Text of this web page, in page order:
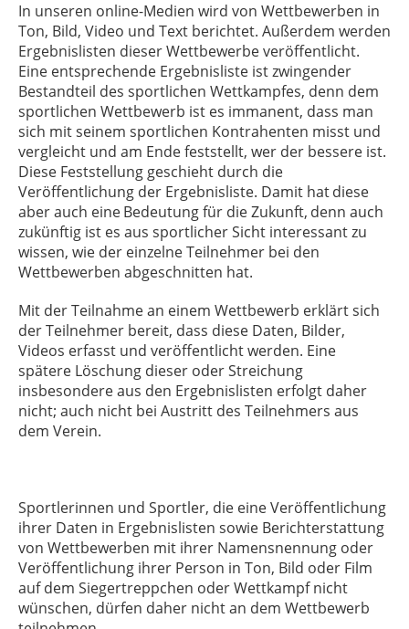
In unseren online-Medien wird von Wettbewerben in
Ton, Bild, Video und Text berichtet. Außerdem werden
Ergebnislisten dieser Wettbewerbe veröffentlicht.
Eine entsprechende Ergebnisliste istzwingender
Bestandteil des sportlichen Wettkampfes, denn dem
sportlichen Wettbewerb ist es immanent, dass man
sich mit seinem sportlichen Kontrahenten misst und
vergleicht und am Ende feststellt, wer der bessere ist.
Diese Feststellung geschieht durch die
Veröffentlichung der Ergebnisliste. Damit hatdiese
aberauch eine Bedeutungfür dieZukunft, denn auch
zukünftig ist es aus sportlicher Sicht interessant zu
wissen, wie der einzelne Teilnehmer bei den
Wettbewerben abgeschnitten hat.
Mit der Teilnahme an einem Wettbewerb erklärt sich
der Teilnehmer bereit, dass diese Daten, Bilder,
Videos erfasst und veröffentlicht werden. Eine
spätere Löschung dieser oder Streichung
insbesondere aus den Ergebnislisten erfolgt daher
nicht; auch nicht bei Austritt des Teilnehmers aus
dem Verein.
Sportlerinnen und Sportler, die eine Veröffentlichung
ihrer Daten in Ergebnislisten sowie Berichterstattung
von Wettbewerben mit ihrer Namensnennung oder
Veröffentlichung ihrer Person in Ton, Bild oder Film
auf dem Siegertreppchen oder Wettkampf nicht
wünschen, dürfen daher nicht an dem Wettbewerb